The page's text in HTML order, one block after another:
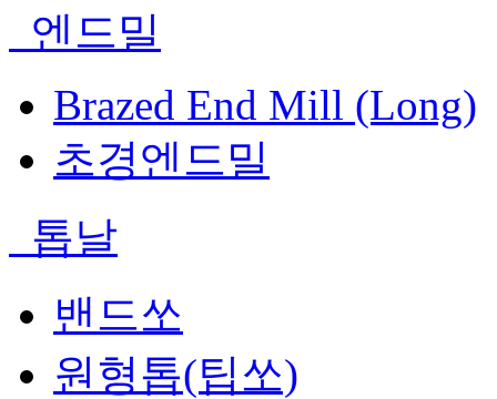
엔드밀
Brazed End Mill (Long)
초경엔드밀
톱날
밴드쏘
원형톱(팁쏘)